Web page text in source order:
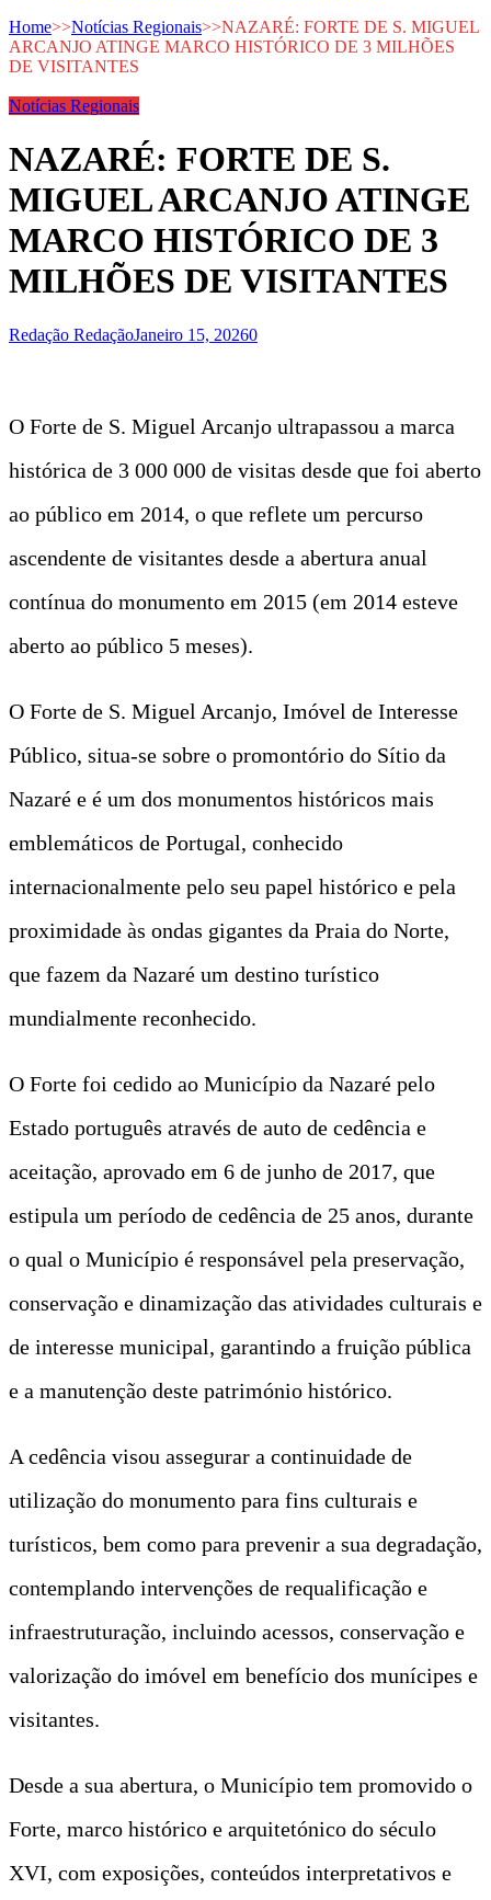
Home>>Notícias Regionais>>NAZARÉ: FORTE DE S. MIGUEL
ARCANJO ATINGE MARCO HISTÓRICO DE 3 MILHÕES
DE VISITANTES
Notícias Regionais
NAZARÉ: FORTE DE S.
MIGUEL ARCANJO ATINGE
MARCO HISTÓRICO DE 3
MILHÕES DE VISITANTES
Redação RedaçãoJaneiro 15, 20260
O Forte de S. Miguel Arcanjo ultrapassou a marca
histórica de 3 000 000 de visitas desde que foi aberto
ao público em 2014, o que reflete um percurso
ascendente de visitantes desde a abertura anual
contínua do monumento em 2015 (em 2014 esteve
aberto ao público 5 meses).
O Forte de S. Miguel Arcanjo, Imóvel de Interesse
Público, situa-se sobre o promontório do Sítio da
Nazaré e é um dos monumentos históricos mais
emblemáticos de Portugal, conhecido
internacionalmente pelo seu papel histórico e pela
proximidade às ondas gigantes da Praia do Norte,
que fazem da Nazaré um destino turístico
mundialmente reconhecido.
O Forte foi cedido ao Município da Nazaré pelo
Estado português através de auto de cedência e
aceitação, aprovado em 6 de junho de 2017, que
estipula um período de cedência de 25 anos, durante
o qual o Município é responsável pela preservação,
conservação e dinamização das atividades culturais e
de interesse municipal, garantindo a fruição pública
e a manutenção deste património histórico.
A cedência visou assegurar a continuidade de
utilização do monumento para fins culturais e
turísticos, bem como para prevenir a sua degradação,
contemplando intervenções de requalificação e
infraestruturação, incluindo acessos, conservação e
valorização do imóvel em benefício dos munícipes e
visitantes.
Desde a sua abertura, o Município tem promovido o
Forte, marco histórico e arquitetónico do século
XVI, com exposições, conteúdos interpretativos e